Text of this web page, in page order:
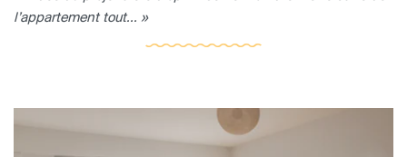
l’appartement tout... »